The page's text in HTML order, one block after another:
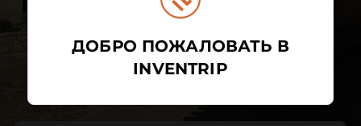
ДОБРО ПОЖАЛОВАТЬ В
INVENTRIP